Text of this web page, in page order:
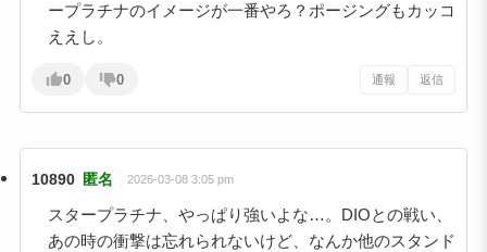
ープラチナのイメージが一番やろ？ポージングもカッコ
ええし。
0 0 通報 返信
10890 匿名 2026-03-08 3:05 pm
スタープラチナ、やっぱり強いよな…。DIOとの戦い、
あの時の衝撃は忘れられないけど、なんか他のスタンド